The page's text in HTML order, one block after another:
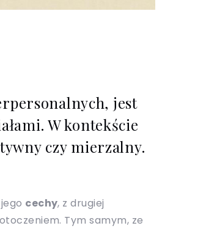
jest
W kontekście
czy mierzalny.
cechy, z drugiej
Tym samym, ze